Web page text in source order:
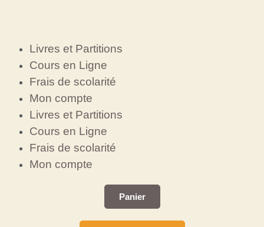
Livres et Partitions
Cours en Ligne
Frais de scolarité
Mon compte
Livres et Partitions
Cours en Ligne
Frais de scolarité
Mon compte
Panier